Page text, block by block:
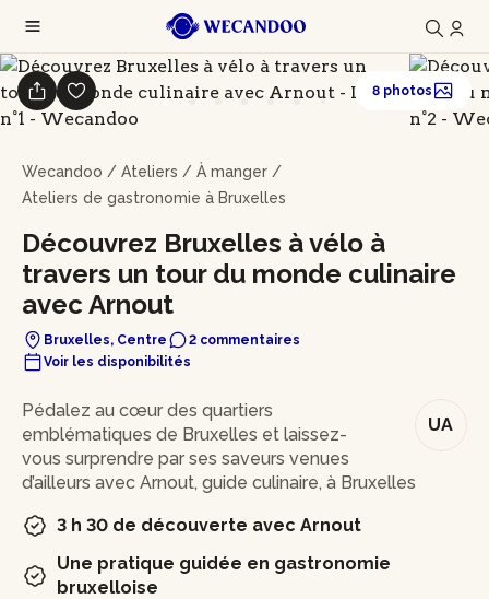
Wecandoo / Ateliers / À manger /
Ateliers de gastronomie à Bruxelles
Découvrez Bruxelles à vélo à
travers un tour du monde culinaire
avec Arnout
Bruxelles, Centre
2 commentaires
Voir les disponibilités
8 photos
En bref
UA
Pédalez au cœur des quartiers
emblématiques de Bruxelles et laissez-
vous surprendre par ses saveurs venues
d’ailleurs avec Arnout, guide culinaire, à Bruxelles
3 h 30 de découverte avec Arnout
Une pratique guidée en gastronomie
bruxelloise